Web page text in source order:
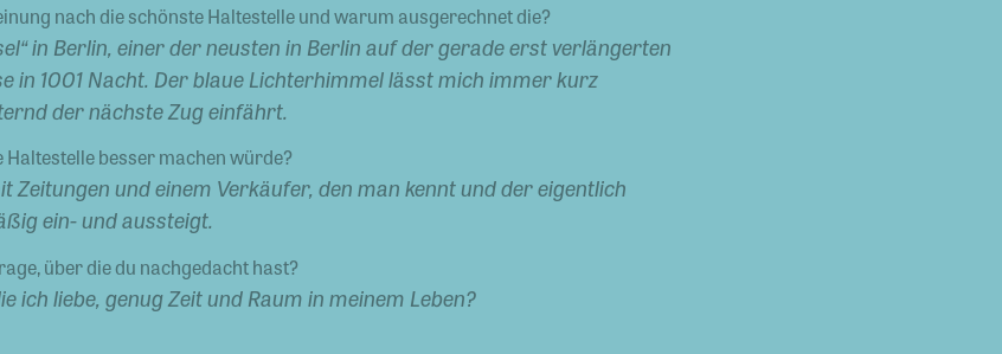
nach die schönste Haltestelle und warum ausgerechnet die?
in Berlin, einer der neusten in Berlin auf der gerade erst verlängerten
in 1001 Nacht. Der blaue Lichterhimmel lässt mich immer kurz
der nächste Zug einfährt.
Haltestelle besser machen würde?
Zeitungen und einem Verkäufer, den man kennt und der eigentlich
ein- und aussteigt.
über die du nachgedacht hast?
ich liebe, genug Zeit und Raum in meinem Leben?